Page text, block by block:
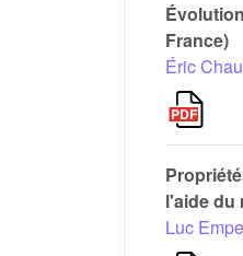
France)
Éric
l'aide du
Luc